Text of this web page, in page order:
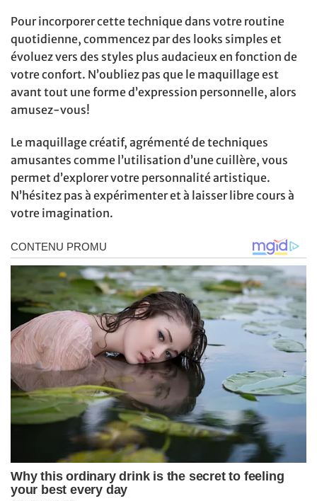
Pour incorporer cette technique dans votre routine
quotidienne, commencez par des looks simples et
évoluez vers des styles plus audacieux en fonction de
votre confort. N’oubliez pas que le maquillage est
avant tout une forme d’expression personnelle, alors
amusez-vous!
Le maquillage créatif, agrémenté de techniques
amusantes comme l’utilisation d’une cuillère, vous
permet d’explorer votre personnalité artistique.
N’hésitez pas à expérimenter et à laisser libre cours à
votre imagination.